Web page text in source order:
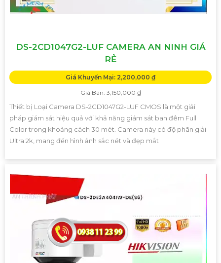
DS-2CD1047G2-LUF CAMERA AN NINH GIÁ
RẺ
Giá Khuyến Mại: 2,200,000 ₫
Giá Bán: 3,150,000 ₫
Thiết bị Loại Camera DS-2CD1047G2-LUF CMOS là một giải
pháp giám sát hiệu quả với khả năng giám sát ban đêm Full
Color trong khoảng cách 30 mét. Camera này có độ phân giải
Ultra 2k, mang đến hình ảnh sắc nét và đẹp mắt